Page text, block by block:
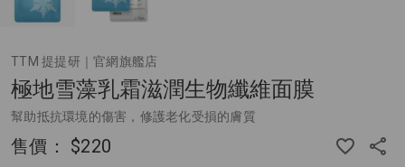
TTM 提提研｜官網旗艦店
極地雪藻乳霜滋潤生物纖維面膜
幫助抵抗環境的傷害，修護老化受損的膚質
售價： $220